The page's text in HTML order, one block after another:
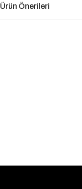
Ürün Önerileri